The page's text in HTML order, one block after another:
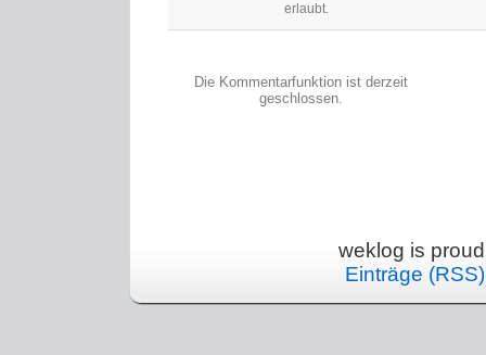
erlaubt.
Die Kommentarfunktion ist derzeit
geschlossen.
weklog is
Einträge (RSS)